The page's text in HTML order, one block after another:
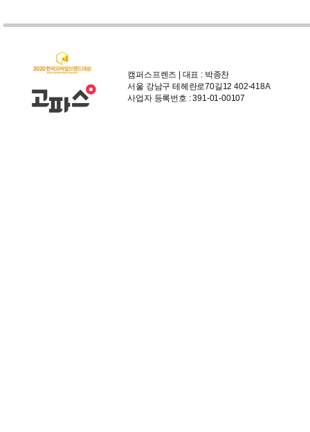
캠퍼스프렌즈 | 대표 : 박종찬
서울 강남구 테헤란로70길12 402-418A
사업자 등록번호 : 391-01-00107